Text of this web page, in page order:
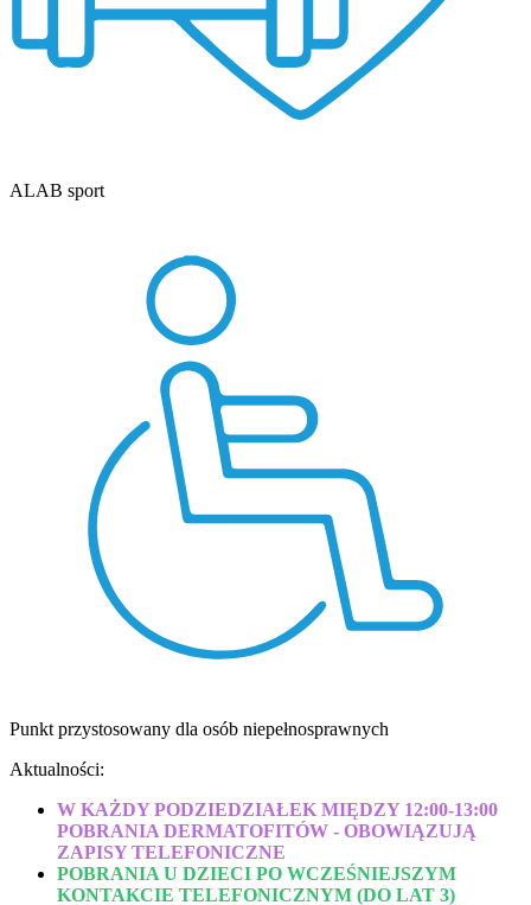
ALAB sport
Punkt przystosowany dla osób niepełnosprawnych
Aktualności:
W KAŻDY PODZIEDZIAŁEK MIĘDZY 12:00-13:00
POBRANIA DERMATOFITÓW - OBOWIĄZUJĄ
ZAPISY TELEFONICZNE
POBRANIA U DZIECI PO WCZEŚNIEJSZYM
KONTAKCIE TELEFONICZNYM (DO LAT 3)